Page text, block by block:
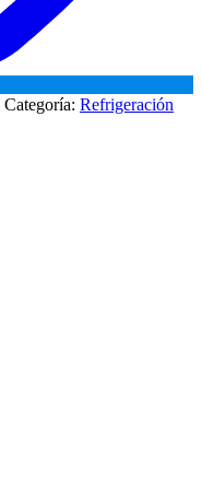
Categoría: Refrigeración